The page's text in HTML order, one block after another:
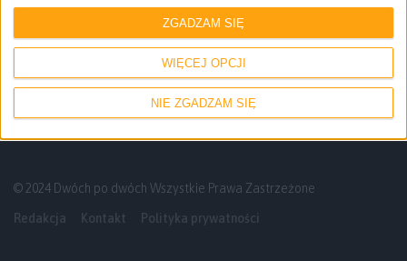
do tej witryny. Możesz w dowolnym momencie zmienić swoje
preferencje lub wycofać zgodę, wracając na tę stronę i klikając
przycisk "Prywatność" na dole strony.
WIĘCEJ OPCJI
NIE ZGADZAM SIĘ
ZGADZAM SIĘ
Samsung pokazał Galaxy A7! Jest jeszcze
smuklejszy niż Galaxy A5
© 2024 Dwóch po dwóch Wszystkie Prawa Zastrzeżone
Redakcja Kontakt Polityka prywatności